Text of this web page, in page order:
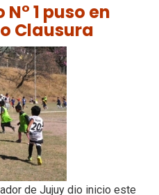
1 puso en
Clausura
de Jujuy dio inicio este